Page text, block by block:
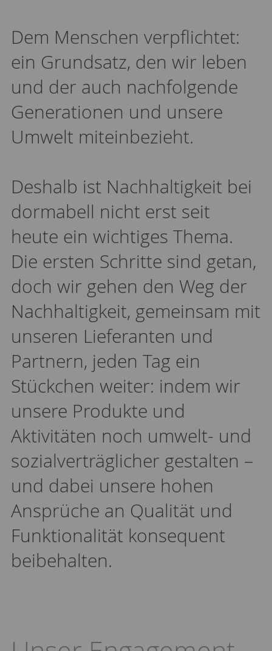
Dem Menschen verpflichtet:
ein Grundsatz, den wir leben
und der auch nachfolgende
Generationen und unsere
Umwelt miteinbezieht.
Deshalb ist Nachhaltigkeit bei
dormabell nicht erst seit
heute ein wichtiges Thema.
Die ersten Schritte sind getan,
doch wir gehen den Weg der
Nachhaltigkeit, gemeinsam mit
unseren Lieferanten und
Partnern, jeden Tag ein
Stückchen weiter: indem wir
unsere Produkte und
Aktivitäten noch umwelt- und
sozialverträglicher gestalten –
und dabei unsere hohen
Ansprüche an Qualität und
Funktionalität konsequent
beibehalten.